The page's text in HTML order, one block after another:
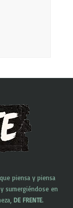
piensa y piensa
sumergiéndose en
DE FRENTE.